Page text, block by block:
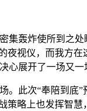
炸使所到之处
视仪，而我方
心展开了一场又一
次“奉陪到底
略上也发挥智